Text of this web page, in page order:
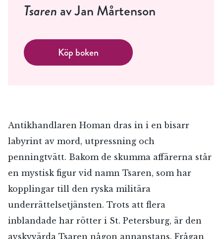
Tsarenav Jan Mårtenson
Köp boken
Antikhandlaren Homan dras in i en bisarr
labyrint av mord, utpressning och
penningtvätt. Bakom de skumma affärerna står
en mystisk figur vid namn Tsaren, som har
kopplingar till den ryska militära
underrättelsetjänsten. Trots att flera
inblandade har rötter i St. Petersburg, är den
avskyvärda Tsaren någon annanstans. Frågan